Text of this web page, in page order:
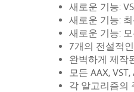
새로운 기능:
새로운 기능:
새로운 기능:
7개의 전설적
완벽하게 제작
모든 AAX,
각 알고리즘의